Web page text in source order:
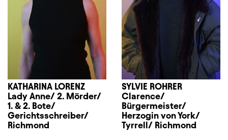
KATHARINA LORENZ
Lady Anne/ 2. Mörder/
1. & 2. Bote/
Gerichtsschreiber/
Richmond
SYLVIE ROHRER
Clarence/
Bürgermeister/
Herzogin von York/
Tyrrell/ Richmond